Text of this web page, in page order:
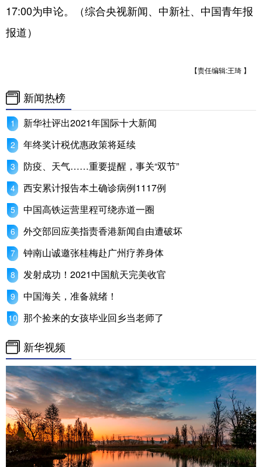
17:00为申论。（综合央视新闻、中新社、中国青年报
报道）
【责任编辑:王琦 】
新闻热榜
新华社评出2021年国际十大新闻
年终奖计税优惠政策将延续
防疫、天气……重要提醒，事关“双节”
西安累计报告本土确诊病例1117例
中国高铁运营里程可绕赤道一圈
外交部回应美指责香港新闻自由遭破坏
钟南山诚邀张桂梅赴广州疗养身体
发射成功！2021中国航天完美收官
中国海关，准备就绪！
那个捡来的女孩毕业回乡当老师了
新华视频